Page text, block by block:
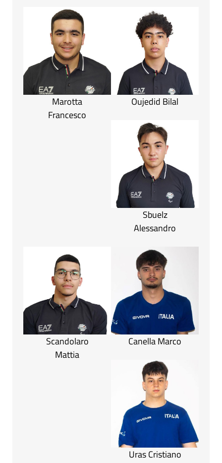
Marotta
Francesco
Oujedid Bilal
Sbuelz
Alessandro
Scandolaro
Mattia
Canella Marco
Uras Cristiano